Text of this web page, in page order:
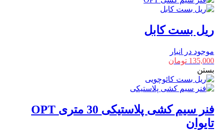
ریل بست کابل
موجود در انبار
135,000 تومان
بستن
فنر سیم کشی پلاستیکی 30 متری OPT
تایوان